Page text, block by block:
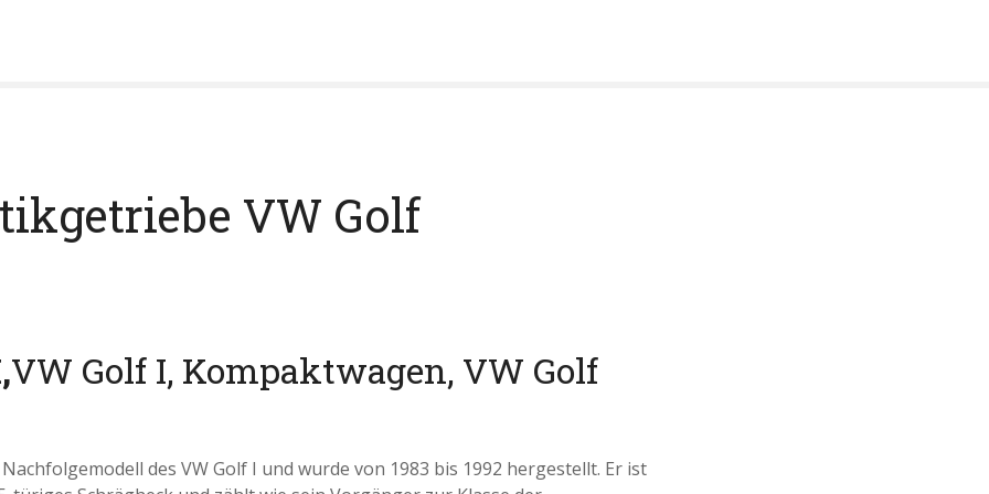
VW Golf
VW Golf I, Kompaktwagen, VW Golf
des VW Golf I und wurde von 1983 bis 1992 hergestellt. Er ist